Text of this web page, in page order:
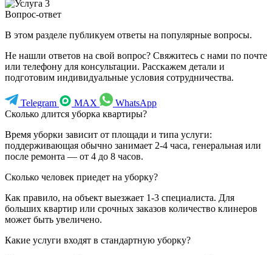
Вопрос-ответ
В этом разделе публикуем ответы на популярные вопросы.
Не нашли ответов на свой вопрос? Свяжитесь с нами по почте
или телефону для консультации. Расскажем детали и
подготовим индивидуальные условия сотрудничества.
Telegram MAX
WhatsApp
Сколько длится уборка квартиры?
Время уборки зависит от площади и типа услуги:
поддерживающая обычно занимает 2-4 часа, генеральная или
после ремонта — от 4 до 8 часов.
Сколько человек приедет на уборку?
Как правило, на объект выезжает 1-3 специалиста. Для
больших квартир или срочных заказов количество клинеров
может быть увеличено.
Какие услуги входят в стандартную уборку?